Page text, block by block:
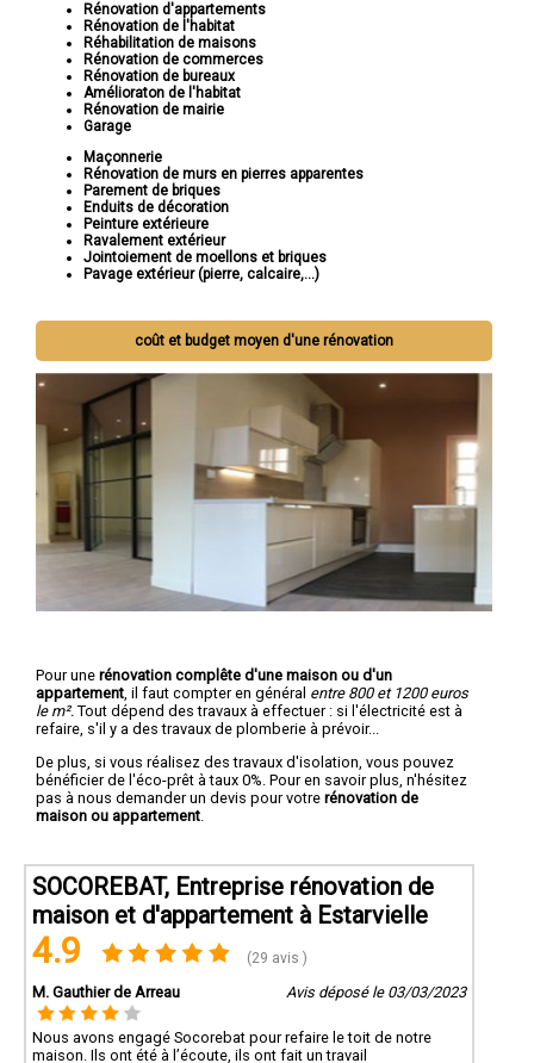
Rénovation d'appartements
Rénovation de l'habitat
Réhabilitation de maisons
Rénovation de commerces
Rénovation de bureaux
Amélioraton de l'habitat
Rénovation de mairie
Garage
Maçonnerie
Rénovation de murs en pierres apparentes
Parement de briques
Enduits de décoration
Peinture extérieure
Ravalement extérieur
Jointoiement de moellons et briques
Pavage extérieur (pierre, calcaire,...)
coût et budget moyen d'une rénovation
Pour une rénovation complête d'une maison ou d'un
appartement , il faut compter en général entre 800 et 1200 euros
le m². Tout dépend des travaux à effectuer : si l'électricité est à
refaire, s'il y a des travaux de plomberie à prévoir...
De plus, si vous réalisez des travaux d'isolation, vous pouvez
bénéficier de l'éco-prêt à taux 0%. Pour en savoir plus, n'hésitez
pas à nous demander un devis pour votre rénovation de
maison ou appartement
SOCOREBAT, Entreprise rénovation de
maison et d'appartement à Estarvielle
4.9 (29 avis )
M. Gauthier de Arreau Avis déposé le 03/03/2023
Nous avons engagé Socorebat pour refaire le toit de notre
maison. Ils ont été à l’écoute, ils ont fait un travail